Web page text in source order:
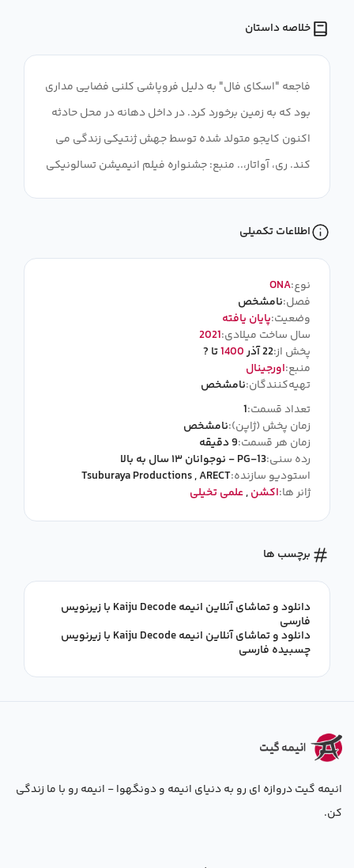
خلاصه داستان
فاجعه "اسکای فال" به دلیل فروپاشی کلنی فضایی مداری
بود که به زمین برخورد کرد. در داخل دهانه در محل حادثه
اکنون کایجو متولد شده توسط جهش ژنتیکی زندگی می
کند. ری، آواتار،.. منبع: جشنواره فیلم انیمیشن تسالونیکی
اطلاعات تکمیلی
نوع:ONA
فصل:نامشخص
وضعیت:پایان یافته
سال ساخت میلادی:2021
پخش از:22 آذر 1400تا ?
منبع:اورجینال
تهیه‌کنندگان:نامشخص
تعداد قسمت:1
زمان پخش (ژاپن):نامشخص
زمان هر قسمت:9 دقیقه
رده سنی:PG-13 - نوجوانان ۱۳ سال به بالا
استودیو سازنده:
Tsuburaya Productions,ARECT
ژانر ها:اکشن,علمی تخیلی
برچسب ها
دانلود و تماشای آنلاین انیمه Kaiju Decode با زیرنویس
فارسی
دانلود و تماشای آنلاین انیمه Kaiju Decode با زیرنویس
چسبیده فارسی
انیمه گیت دروازه ای رو به دنیای انیمه و دونگهوا - انیمه رو با ما زندگی
کن.